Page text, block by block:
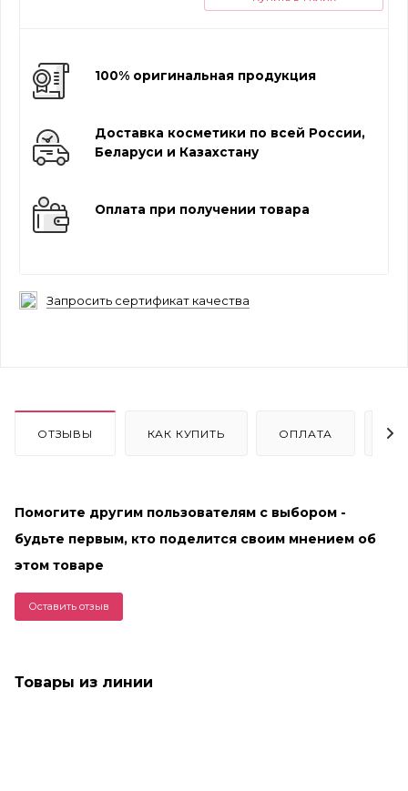
100% оригинальная продукция
Доставка косметики по всей России,
Беларуси и Казахстану
Оплата при получении товара
Запросить сертификат качества
ОТЗЫВЫ КАК КУПИТЬ ОПЛАТА
Помогите другим пользователям с выбором -
будьте первым, кто поделится своим мнением об
этом товаре
Оставить отзыв
Товары из линии